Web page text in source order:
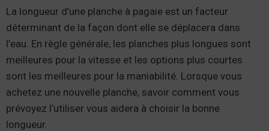
La longueur d’une planche à pagaie est un facteur
déterminant de la façon dont elle se déplacera dans
l’eau. En règle générale, les planches plus longues sont
meilleures pour la vitesse et les options plus courtes
sont les meilleures pour la maniabilité. Lorsque vous
achetez une nouvelle planche, savoir comment vous
prévoyez l’utiliser vous aidera à choisir la bonne
longueur.